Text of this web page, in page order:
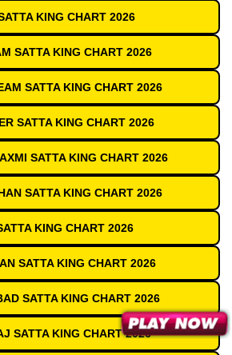
KING CHART 2026
SATTA KING CHART 2026
SATTA KING CHART 2026
SATTA KING CHART 2026
SATTA KING CHART 2026
SATTA KING CHART 2026
KING CHART 2026
SATTA KING CHART 2026
SATTA KING CHART 2026
SATTA KING CHART 2026